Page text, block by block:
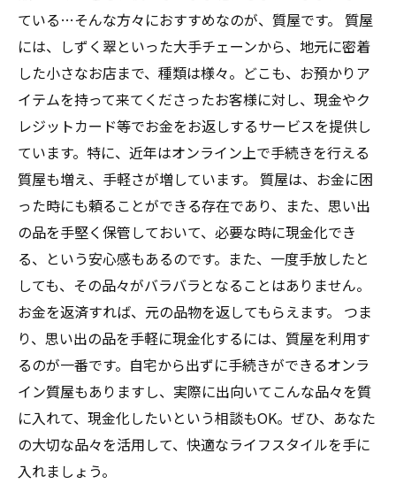
ている…そんな方々におすすめなのが、質屋です。 質屋
には、しずく翠といった大手チェーンから、地元に密着
した小さなお店まで、種類は様々。どこも、お預かりア
イテムを持って来てくださったお客様に対し、現金やク
レジットカード等でお金をお返しするサービスを提供し
ています。特に、近年はオンライン上で手続きを行える
質屋も増え、手軽さが増しています。 質屋は、お金に困
った時にも頼ることができる存在であり、また、思い出
の品を手堅く保管しておいて、必要な時に現金化でき
る、という安心感もあるのです。また、一度手放したと
しても、その品々がバラバラとなることはありません。
お金を返済すれば、元の品物を返してもらえます。 つま
り、思い出の品を手軽に現金化するには、質屋を利用す
るのが一番です。自宅から出ずに手続きができるオンラ
イン質屋もありますし、実際に出向いてこんな品々を質
に入れて、現金化したいという相談もOK。ぜひ、あなた
の大切な品々を活用して、快適なライフスタイルを手に
入れましょう。